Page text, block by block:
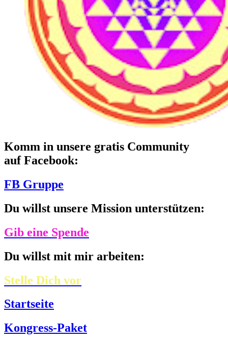
Komm in unsere gratis Community
auf Facebook:
FB Gruppe
Du willst unsere Mission unterstützen:
Gib eine Spende
Du willst mit mir arbeiten:
Stelle Dich vor
Startseite
Kongress-Paket